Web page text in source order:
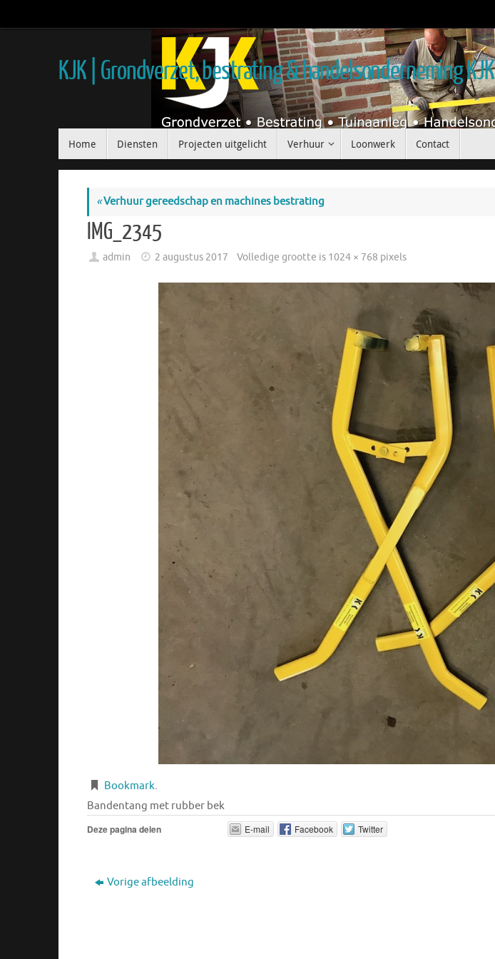
KJK | Grondverzet, bestrating & handelsonderneming KJK
Home Diensten Projecten uitgelicht Verhuur Loonwerk Contact
«Verhuur gereedschap en machines bestrating
IMG_2345
admin 2 augustus 2017 Volledige grootte is 1024 × 768 pixels
Bookmark.
Bandentang met rubber bek
Deze pagina delen E-mail Facebook Twitter
Vorige afbeelding